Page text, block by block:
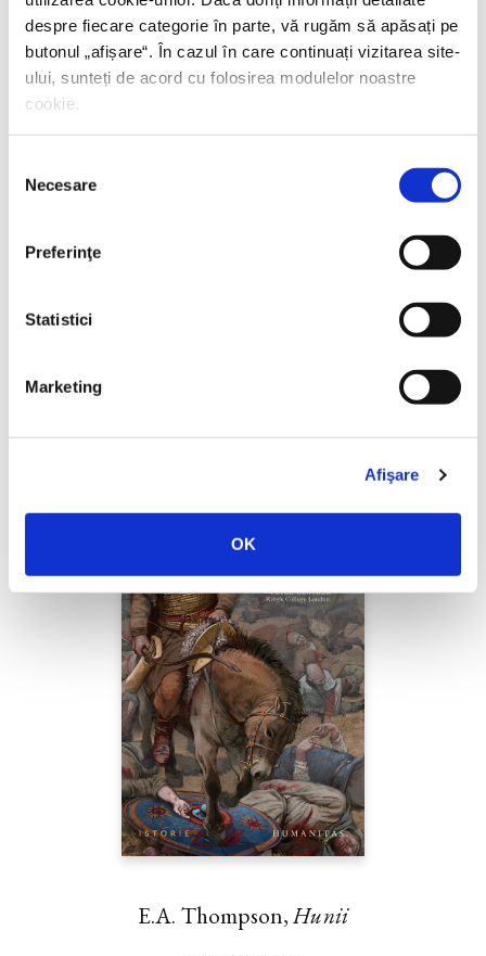
despre fiecare categorie în parte, vă rugăm să apăsați pe
butonul „afișare“. În cazul în care continuați vizitarea site-
ului, sunteți de acord cu folosirea modulelor noastre
cookie.
consimțământului
Necesare
Preferinţe
Statistici
Marketing
Afişare
OK
E.A. Thompson,Hunii